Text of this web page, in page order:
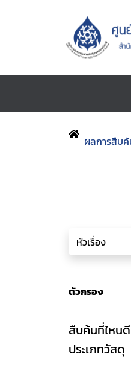
ผลการสืบ
ตัวกรอง
สืบค้นที่ไหนดี
ประเภทวัสดุ